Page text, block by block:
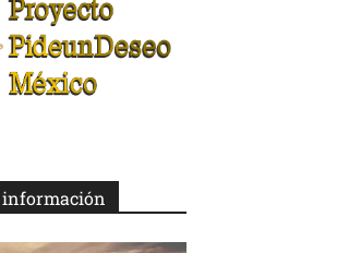
información